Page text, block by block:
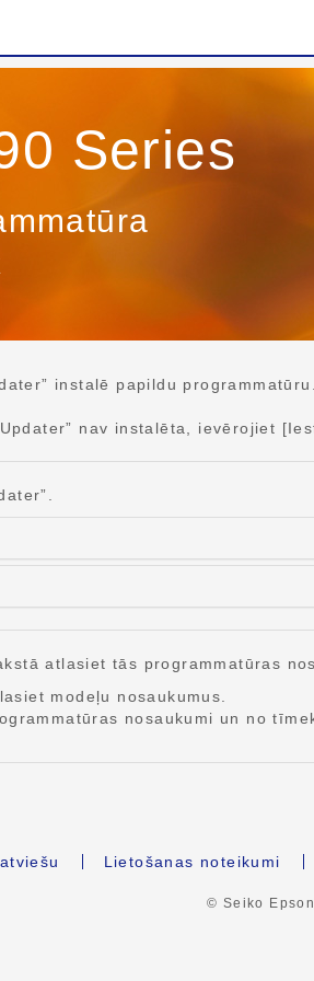
Series
instalē papildu
nav instalēta, ievērojiet
atlasiet tās programmatūras
modeļu nosaukumus.
nosaukumi un no
Lietošanas noteikumi
© Seiko